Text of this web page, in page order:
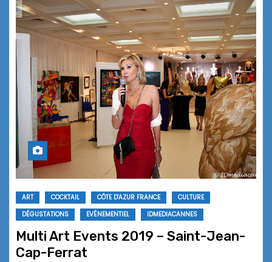
ART COCKTAIL CÔTE D'AZUR FRANCE
CULTURE
DÉGUSTATIONS
EVÉNEMENTIEL IDMEDIACANNES
Multi Art Events 2019 – Saint-Jean-
Cap-Ferrat